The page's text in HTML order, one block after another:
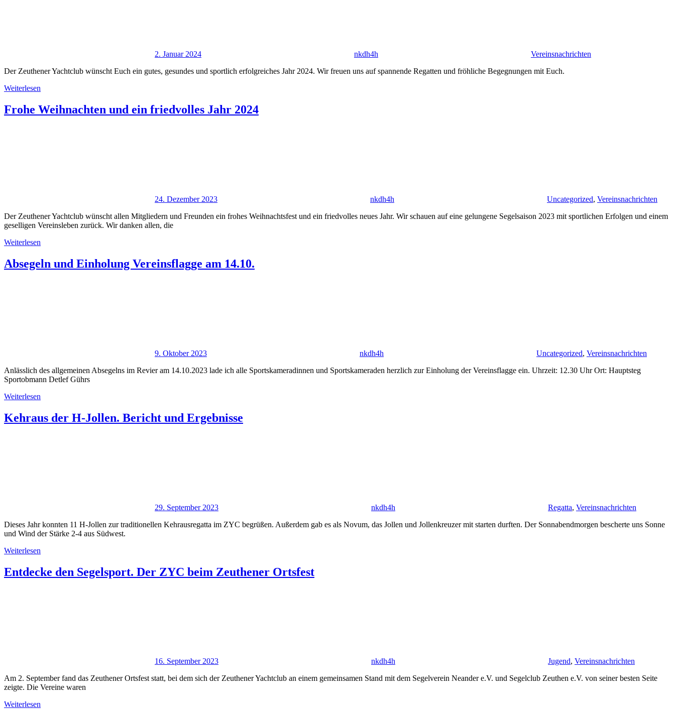
2. Januar 2024 nkdh4h
Vereinsnachrichten
Der Zeuthener Yachtclub wünscht Euch ein gutes, gesundes und sportlich erfolgreiches Jahr 2024. Wir freuen uns auf spannende Regatten und fröhliche Begegnungen mit Euch.
Weiterlesen
Frohe Weihnachten und ein friedvolles Jahr 2024
24. Dezember 2023 nkdh4h Uncategorized, Vereinsnachrichten
Der Zeuthener Yachtclub wünscht allen Mitgliedern und Freunden ein frohes Weihnachtsfest und ein friedvolles neues Jahr. Wir schauen auf eine gelungene Segelsaison 2023 mit sportlichen Erfolgen und einem
geselligen Vereinsleben zurück. Wir danken allen, die
Weiterlesen
Absegeln und Einholung Vereinsflagge am 14.10.
9. Oktober 2023 nkdh4h Uncategorized, Vereinsnachrichten
Anlässlich des allgemeinen Absegelns im Revier am 14.10.2023 lade ich alle Sportskameradinnen und Sportskameraden herzlich zur Einholung der Vereinsflagge ein. Uhrzeit: 12.30 Uhr Ort: Hauptsteg
Sportobmann Detlef Gührs
Weiterlesen
Kehraus der H-Jollen. Bericht und Ergebnisse
29. September 2023 nkdh4h Regatta, Vereinsnachrichten
Dieses Jahr konnten 11 H-Jollen zur traditionellen Kehrausregatta im ZYC begrüßen. Außerdem gab es als Novum, das Jollen und Jollenkreuzer mit starten durften. Der Sonnabendmorgen bescherte uns Sonne
und Wind der Stärke 2-4 aus Südwest.
Weiterlesen
Entdecke den Segelsport. Der ZYC beim Zeuthener Ortsfest
16. September 2023 nkdh4h Jugend, Vereinsnachrichten
Am 2. September fand das Zeuthener Ortsfest statt, bei dem sich der Zeuthener Yachtclub an einem gemeinsamen Stand mit dem Segelverein Neander e.V. und Segelclub Zeuthen e.V. von seiner besten Seite
zeigte. Die Vereine waren
Weiterlesen